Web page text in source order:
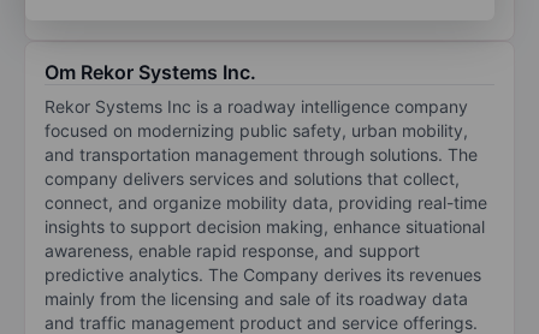
Om Rekor Systems Inc.
Rekor Systems Inc is a roadway intelligence company
focused on modernizing public safety, urban mobility,
and transportation management through solutions. The
company delivers services and solutions that collect,
connect, and organize mobility data, providing real-time
insights to support decision making, enhance situational
awareness, enable rapid response, and support
predictive analytics. The Company derives its revenues
mainly from the licensing and sale of its roadway data
and traffic management product and service offerings.